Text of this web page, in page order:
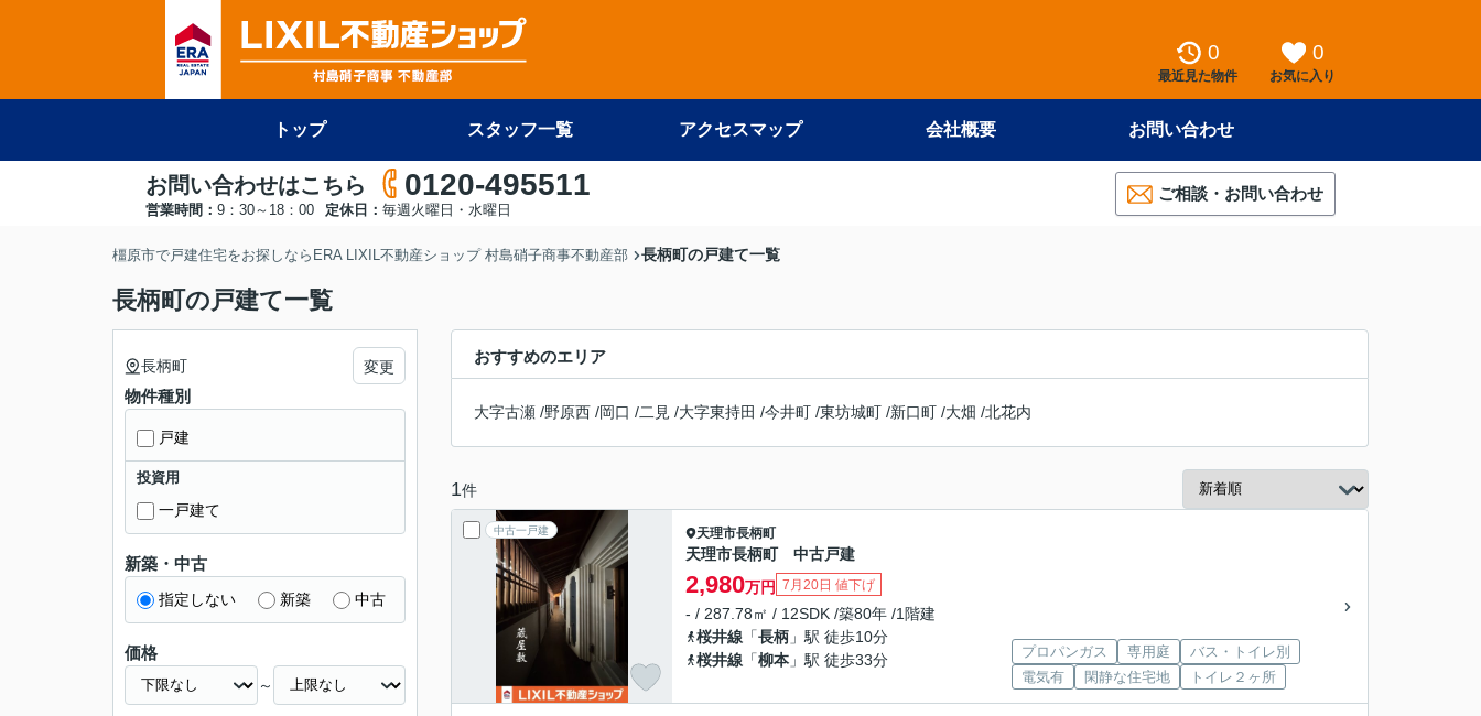
0
最近見た物件
0
お気に入り
トップ スタッフ一覧 アクセスマップ 会社概要 お問い合わせ
お問い合わせはこちら 0120-495511
営業時間： 9：30～18：00 定休日： 毎週火曜日・水曜日
ご相談・お問い合わせ
橿原市で戸建住宅をお探しならERA LIXIL不動産ショップ 村島硝子商事不動産部 長柄町の戸建て一覧
長柄町の戸建て一覧
おすすめのエリア
大字古瀬 /野原西 /岡口 /二見 /大字東持田 /今井町 /東坊城町 /新口町 /大畑 /北花内
1件
中古一戸建 天理市長柄町
天理市長柄町 中古戸建
2,980万円 7月20日 値下げ
- / 287.78㎡ / 12SDK /築80年 /1階建
桜井線 「長柄 」駅 徒歩10分
桜井線 「柳本 」駅 徒歩33分 プロパンガス 専用庭
バス・トイレ別
電気有
閑静な住宅地 トイレ２ヶ所
長柄町 変更
物件種別
戸建
投資用
一戸建て
新築・中古
指定しない 新築 中古
価格
～